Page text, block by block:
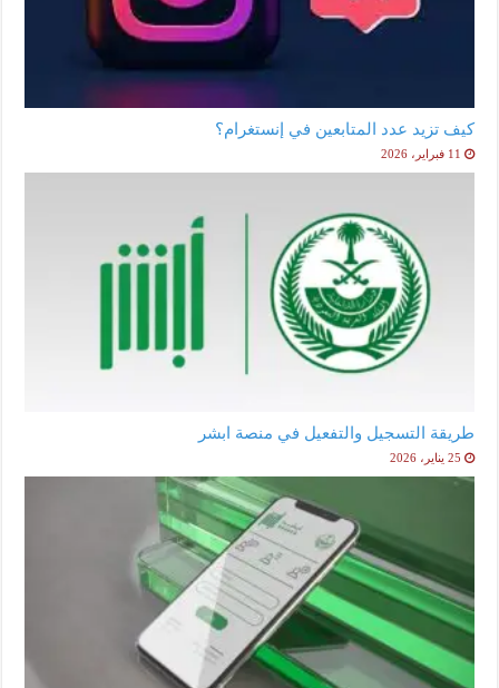
كيف تزيد عدد المتابعين في إنستغرام؟
11 فبراير، 2026
طريقة التسجيل والتفعيل في منصة ابشر
25 يناير، 2026